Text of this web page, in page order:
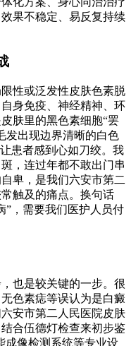
果不稳定、易反复持续
性或泛发性皮肤色素脱
身免疫、神经精神、环
肤里的黑色素细胞“罢
发出现边界清晰的白色
患者感到心如刀绞。我
，连过年都不敢出门串
卑，是我们六安市第二
触及的痛点。换句话
”，需要我们医护人员付
也是较关键的一步。很
色素痣等误认为是白癜
安市第二人民医院皮肤
合伍德灯检查来初步鉴
成像检测系统等专业设